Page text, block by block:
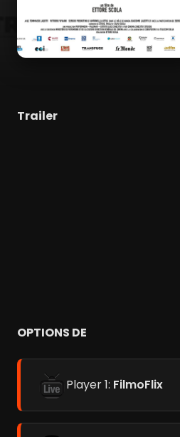
Trailer
OPTIONS DE
Player 1: FilmoFlix